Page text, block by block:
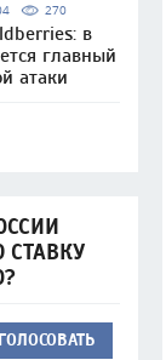
270
в
главный
атаки
ГОЛОСОВАТЬ